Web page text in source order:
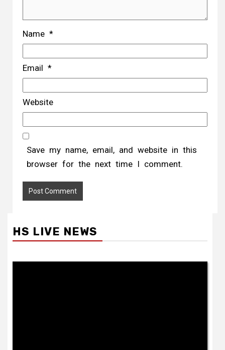
Name *
Email *
Website
Save my name, email, and website in this
browser for the next time I comment.
HS LIVE NEWS